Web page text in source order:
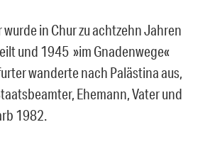
in Chur zu achtzehn Jahren
und 1945 »im Gnadenwege«
wanderte nach Palästina aus,
Ehemann, Vater und
1982.